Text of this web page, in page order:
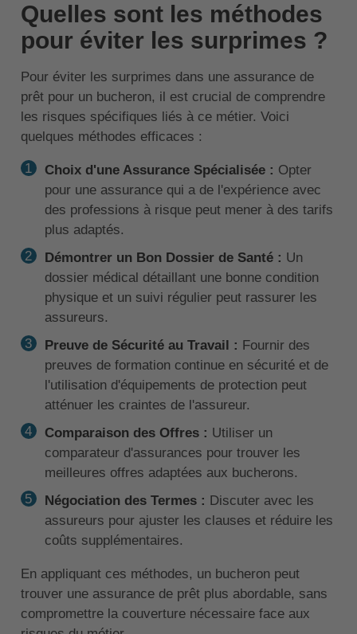
Quelles sont les méthodes
pour éviter les surprimes ?
Pour éviter les surprimes dans une assurance de
prêt pour un bucheron, il est crucial de comprendre
les risques spécifiques liés à ce métier. Voici
quelques méthodes efficaces :
Choix d'une Assurance Spécialisée : Opter
pour une assurance qui a de l'expérience avec
des professions à risque peut mener à des tarifs
plus adaptés.
Démontrer un Bon Dossier de Santé : Un
dossier médical détaillant une bonne condition
physique et un suivi régulier peut rassurer les
assureurs.
Preuve de Sécurité au Travail : Fournir des
preuves de formation continue en sécurité et de
l'utilisation d'équipements de protection peut
atténuer les craintes de l'assureur.
Comparaison des Offres : Utiliser un
comparateur d'assurances pour trouver les
meilleures offres adaptées aux bucherons.
Négociation des Termes : Discuter avec les
assureurs pour ajuster les clauses et réduire les
coûts supplémentaires.
En appliquant ces méthodes, un bucheron peut
trouver une assurance de prêt plus abordable, sans
compromettre la couverture nécessaire face aux